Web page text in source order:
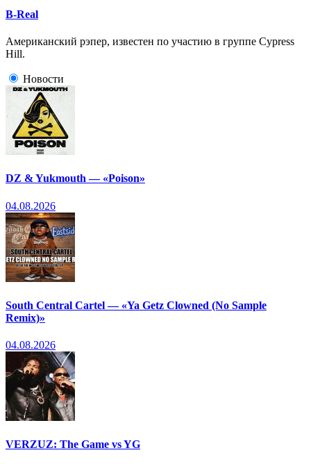
B-Real
Американский рэпер, известен по участию в группе Cypress
Hill.
Новости
DZ & Yukmouth — «Poison»
04.08.2026
South Central Cartel — «Ya Getz Clowned (No Sample
Remix)»
04.08.2026
VERZUZ: The Game vs YG